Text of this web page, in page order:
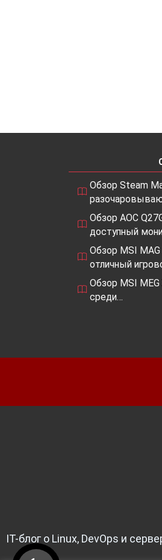
Обзор Steam
Обзор AOC
доступный
Обзор MSI MAG
отличный
Обзор MSI MEG
среди…
IT-блог о Linux, DevOps и